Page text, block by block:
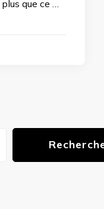
que ce …